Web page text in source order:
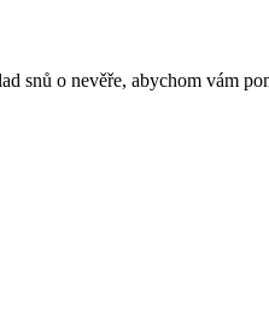
snů o nevěře, abychom vám